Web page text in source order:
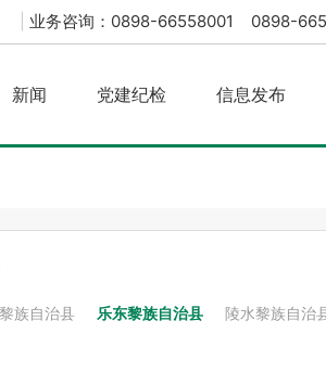
业务咨询：0898-66558001 0898-
新闻 党建纪检 信息发布
族自治县 乐东黎族自治县 陵水黎族自治